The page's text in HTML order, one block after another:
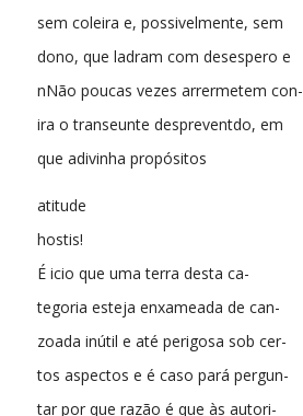
sem coleira e, possivelmente, sem
dono, que ladram com desespero e
nNão poucas vezes arrermetem con-
ira o transeunte despreventdo, em
que adivinha propósitos
atitude
hostis!
É icio que uma terra desta ca-
tegoria esteja enxameada de can-
zoada inútil e até perigosa sob cer-
tos aspectos e é caso pará pergun-
tar por que razão é que às autori-